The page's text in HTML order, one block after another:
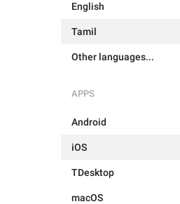
English
Tamil
Other languages...
APPS
Android
iOS
TDesktop
macOS